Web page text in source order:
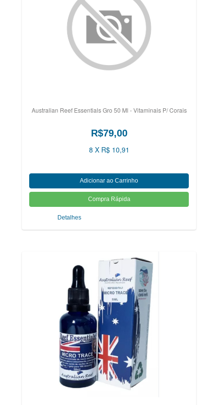
Australian Reef Essentials Gro 50 Ml - Vitaminais P/ Corais
R$79,00
8 X R$ 10,91
Detalhes